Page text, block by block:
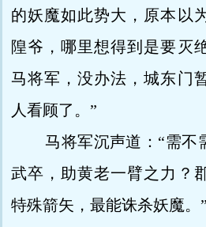
的妖魔如此势大，原本以
隍爷，哪里想得到是要灭
马将军，没办法，城东门
人看顾了。”
马将军沉声道：“需不
武卒，助黄老一臂之力？
特殊箭矢，最能诛杀妖魔。”